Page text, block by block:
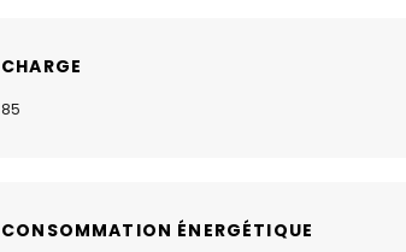
CHARGE
85
CONSOMMATION ÉNERGÉTIQUE